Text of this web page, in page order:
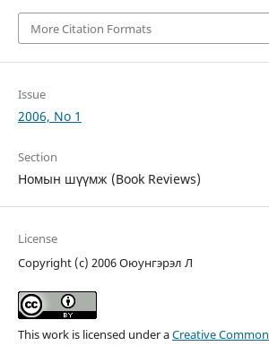
More Citation Formats
Issue
2006, No 1
Section
Номын шүүмж (Book Reviews)
License
Copyright (c) 2006 Оюунгэрэл Л
This work is licensed under aCreative